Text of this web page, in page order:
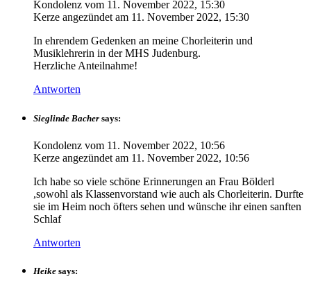
Kondolenz vom 11. November 2022, 15:30
Kerze angezündet am 11. November 2022, 15:30
In ehrendem Gedenken an meine Chorleiterin und
Musiklehrerin in der MHS Judenburg.
Herzliche Anteilnahme!
Antworten
Sieglinde Bacher says:
Kondolenz vom 11. November 2022, 10:56
Kerze angezündet am 11. November 2022, 10:56
Ich habe so viele schöne Erinnerungen an Frau Bölderl
,sowohl als Klassenvorstand wie auch als Chorleiterin. Durfte
sie im Heim noch öfters sehen und wünsche ihr einen sanften
Schlaf
Antworten
Heike says: